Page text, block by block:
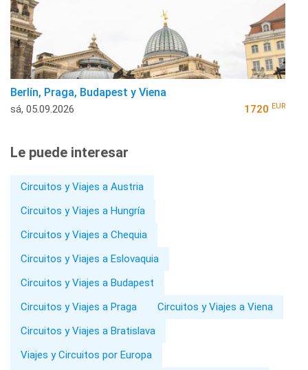
Berlín, Praga, Budapest y Viena
sá, 05.09.2026 1720 EUR
Le puede interesar
Circuitos y Viajes a Austria
Circuitos y Viajes a Hungría
Circuitos y Viajes a Chequia
Circuitos y Viajes a Eslovaquia
Circuitos y Viajes a Budapest
Circuitos y Viajes a Praga
Circuitos y Viajes a Viena
Circuitos y Viajes a Bratislava
Viajes y Circuitos por Europa